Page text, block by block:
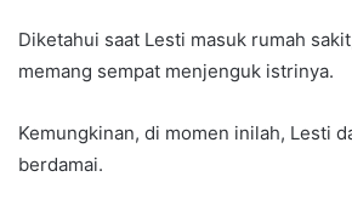
Diketahui saat Lesti masuk rumah
memang sempat menjenguk istrinya.
Kemungkinan, di momen inilah, Lesti
berdamai.